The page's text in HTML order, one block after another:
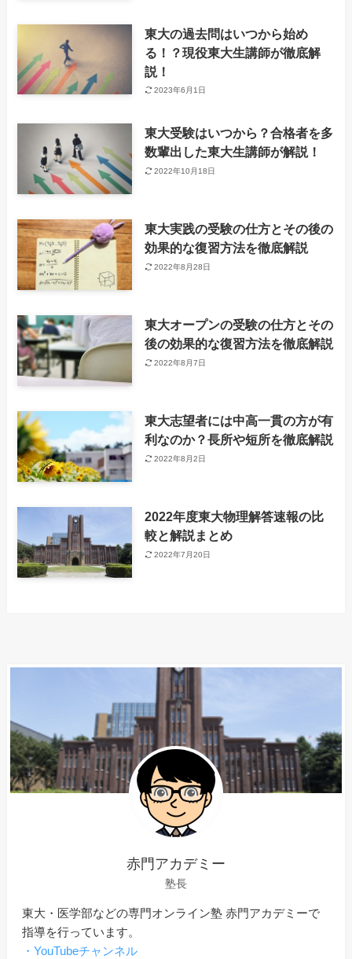
東大の過去問はいつから始め
る！？現役東大生講師が徹底解
説！
2023年6月1日
東大受験はいつから？合格者を多
数輩出した東大生講師が解説！
2022年10月18日
東大実践の受験の仕方とその後の
効果的な復習方法を徹底解説
2022年8月28日
東大オープンの受験の仕方とその
後の効果的な復習方法を徹底解説
2022年8月7日
東大志望者には中高一貫の方が有
利なのか？長所や短所を徹底解説
2022年8月2日
2022年度東大物理解答速報の比
較と解説まとめ
2022年7月20日
赤門アカデミー
塾長
東大・医学部などの専門オンライン塾 赤門アカデミーで
指導を行っています。
・YouTubeチャンネル